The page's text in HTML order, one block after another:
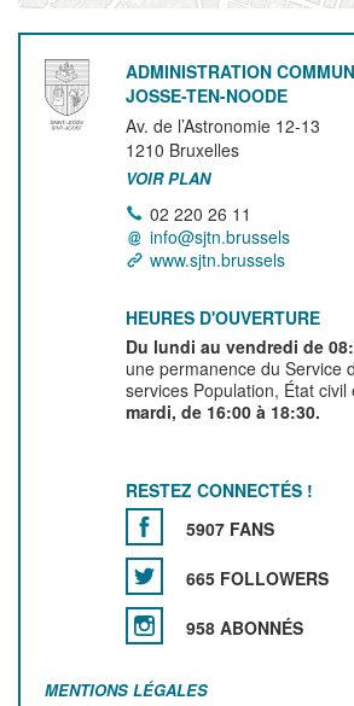
ADMINISTRATION
JOSSE-TEN-NOODE
Av. de l’Astronomie 12-13
1210 Bruxelles
VOIR PLAN
02 220 26 11
info@sjtn.brussels
www.sjtn.brussels
HEURES D'OUVERTURE
Du lundi au vendredi de
une permanence du Service
services Population, État civil
mardi, de 16:00 à 18:30.
RESTEZ CONNECTÉS !
5907 FANS
665 FOLLOWERS
958 ABONNÉS
MENTIONS LÉGALES